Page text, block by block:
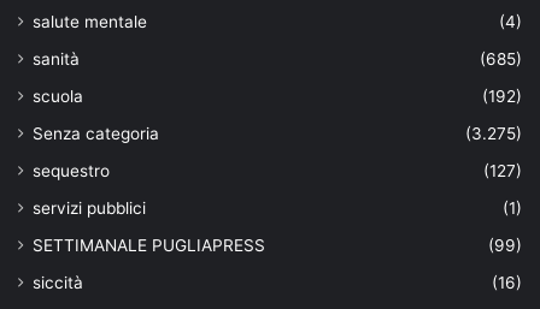
salute mentale
(4)
sanità
(685)
scuola
(192)
Senza categoria
(3.275)
sequestro
(127)
servizi pubblici
(1)
SETTIMANALE PUGLIAPRESS
(99)
siccità
(16)